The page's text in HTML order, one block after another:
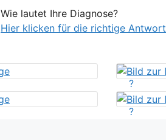
Wie lautet Ihre Diagnose?
Hier klicken für die richtige Antwort
?
?